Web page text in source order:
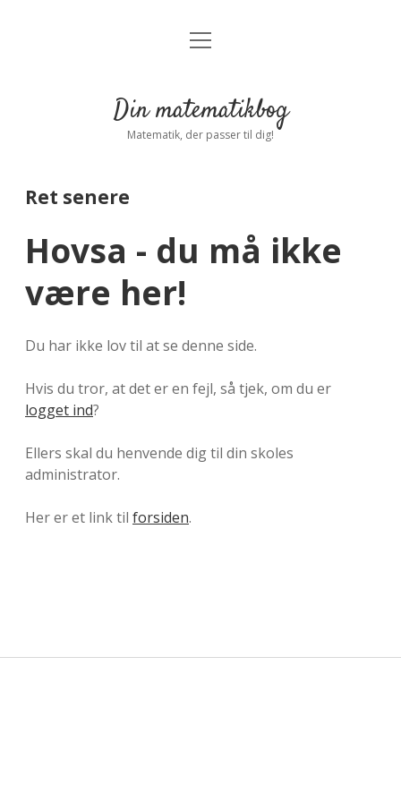
Forside
Log ind
open
Din matematikbog
Matematik, der passer til dig!
Ret senere
Hovsa - du må ikke
være her!
Du har ikke lov til at se denne side.
Hvis du tror, at det er en fejl, så tjek, om du er
logget ind?
Ellers skal du henvende dig til din skoles
administrator.
Her er et link til forsiden.